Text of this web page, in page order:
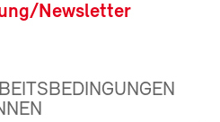
Newsletter